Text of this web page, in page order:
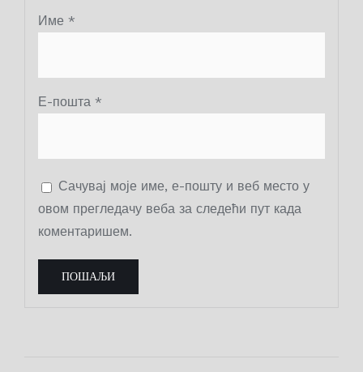
Име *
Е-пошта *
Сачувај моје име, е-пошту и веб место у
овом прегледачу веба за следећи пут када
коментаришем.